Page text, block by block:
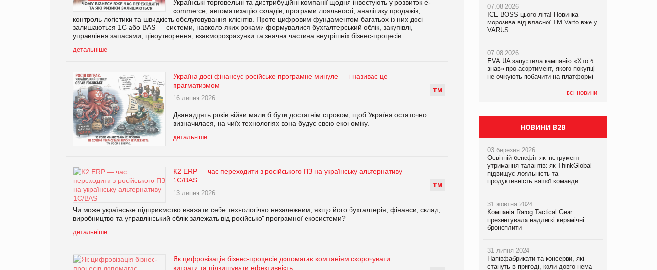
Українські торговельні та дистрибуційні компанії щодня інвестують у розвиток e-
commerce, автоматизацію складів, програми лояльності, аналітику продажів,
контроль логістики та швидкість обслуговування клієнтів. Проте цифровим фундаментом багатьох із них досі
залишаються 1С або BAS — системи, навколо яких роками формувалися бухгалтерський облік, закупівлі,
управління запасами, ціноутворення, взаєморозрахунки та значна частина внутрішніх бізнес-процесів.
детальніше
ТМ
Україна досі фінансує російське програмне минуле — і називає це
прагматизмом
16 липня 2026
Дванадцять років війни мали б бути достатнім строком, щоб Україна остаточно
визначилася, на чиїх технологіях вона будує свою економіку.
детальніше
ТМ
K2 ERP — час переходити з російського ПЗ на українську альтернативу
1С/BAS
13 липня 2026
Чи може українське підприємство вважати себе технологічно незалежним, якщо його бухгалтерія, фінанси, склад,
виробництво та управлінський облік залежать від російської програмної екосистеми?
детальніше
Як цифровізація бізнес-процесів допомагає компаніям скорочувати
витрати та підвищувати ефективність
07.08.2026
ICE BOSS цього літа! Новинка
морозива від власної ТМ Varto вже у
VARUS
07.08.2026
EVA.UA запустила кампанію «Хто б
знав» про асортимент, якого покупці
не очікують побачити на платформі
всі новини
06.08.2026
Смачна новинка для хвостатих: у
VARUS з’явилися паучі Varto Paw
05.08.2026
Мережа супермаркетів VARUS купує
мережу магазинів формату
компанія налічуватиме 374 магазини
07.08.2026
Франція заборонила рекламні дзвінки
НОВИНИ B2B
03 березня 2026
Освітній бенефіт як інструмент
утримання талантів: як ThinkGlobal
підвищує лояльність та
продуктивність вашої команди
31 жовтня 2024
Компанія Rarog Tactical Gear
презентувала надлегкі керамічні
бронеплити
31 липня 2024
Напівфабрикати та консерви, які
стануть в пригоді, коли довго нема